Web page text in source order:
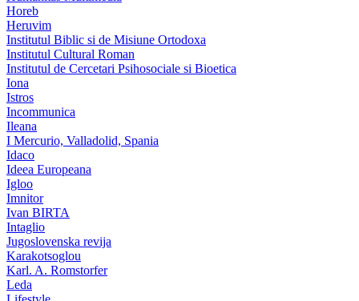
Horeb
Heruvim
Institutul Biblic si de Misiune Ortodoxa
Institutul Cultural Roman
Institutul de Cercetari Psihosociale si Bioetica
Iona
Istros
Incommunica
Ileana
I Mercurio, Valladolid, Spania
Idaco
Ideea Europeana
Igloo
Imnitor
Ivan BIRTA
Intaglio
Jugoslovenska revija
Karakotsoglou
Karl. A. Romstorfer
Leda